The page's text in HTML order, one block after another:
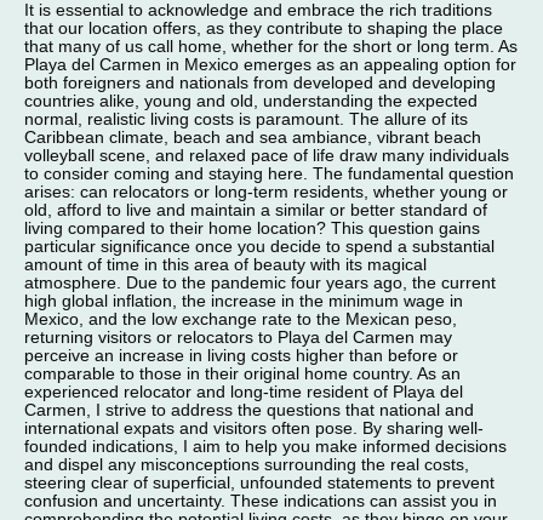
It is essential to acknowledge and embrace the rich traditions
that our location offers, as they contribute to shaping the place
that many of us call home, whether for the short or long term. As
Playa del Carmen in Mexico emerges as an appealing option for
both foreigners and nationals from developed and developing
countries alike, young and old, understanding the expected
normal, realistic living costs is paramount. The allure of its
Caribbean climate, beach and sea ambiance, vibrant beach
volleyball scene, and relaxed pace of life draw many individuals
to consider coming and staying here. The fundamental question
arises: can relocators or long-term residents, whether young or
old, afford to live and maintain a similar or better standard of
living compared to their home location? This question gains
particular significance once you decide to spend a substantial
amount of time in this area of beauty with its magical
atmosphere. Due to the pandemic four years ago, the current
high global inflation, the increase in the minimum wage in
Mexico, and the low exchange rate to the Mexican peso,
returning visitors or relocators to Playa del Carmen may
perceive an increase in living costs higher than before or
comparable to those in their original home country. As an
experienced relocator and long-time resident of Playa del
Carmen, I strive to address the questions that national and
international expats and visitors often pose. By sharing well-
founded indications, I aim to help you make informed decisions
and dispel any misconceptions surrounding the real costs,
steering clear of superficial, unfounded statements to prevent
confusion and uncertainty. These indications can assist you in